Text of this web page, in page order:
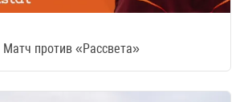
против «Рассвета»